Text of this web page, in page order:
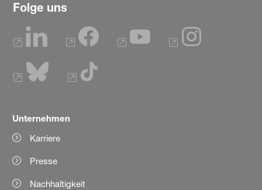
Folge uns
Unternehmen
Karriere
Presse
Nachhaltigkeit